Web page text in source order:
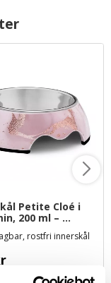
Petite Cloé i
200 ml –
rosa/rosé
rostfri innerskål